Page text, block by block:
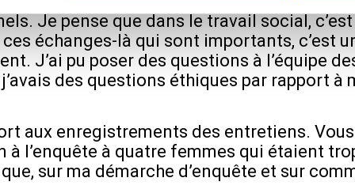
Je pense que dans le travail social,
échanges-là qui sont importants, c’est
J’ai pu poser des questions à l’équipe
des questions éthiques par rapport à
aux enregistrements des entretiens.
l’enquête à quatre femmes qui étaient
sur ma démarche d’enquête et sur